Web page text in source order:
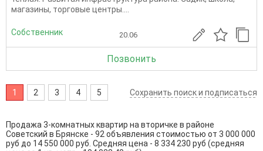
магазины, торговые центры....
Собственник 20.06
Позвонить
1 2 3 4 5 Сохранить поиск и подписаться
Продажа 3-комнатных квартир на вторичке в районе
Советский в Брянске - 92 объявления стоимостью от 3 000 000
руб до 14 550 000 руб. Средняя цена - 8 334 230 руб (средняя